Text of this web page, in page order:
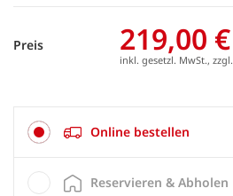
Preis 219,00 €
inkl. gesetzl. MwSt., zzgl.
Online bestellen
Reservieren & Abholen